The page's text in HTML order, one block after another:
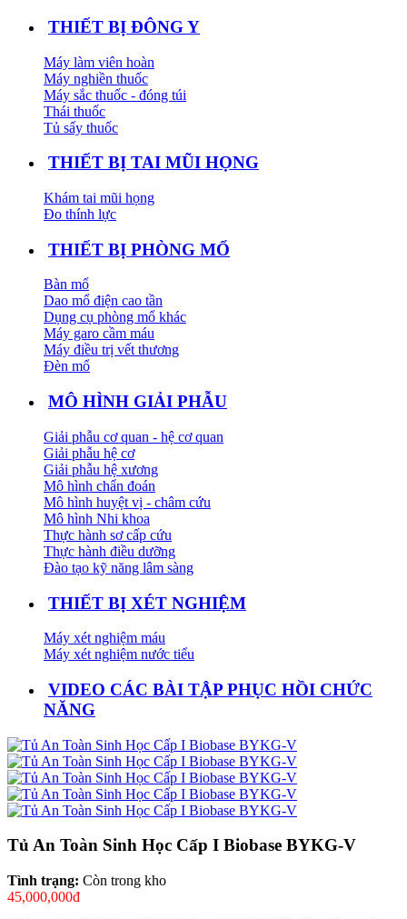
THIẾT BỊ ĐÔNG Y
Máy làm viên hoàn
Máy nghiền thuốc
Máy sắc thuốc - đóng túi
Thái thuốc
Tủ sấy thuốc
THIẾT BỊ TAI MŨI HỌNG
Khám tai mũi họng
Đo thính lực
THIẾT BỊ PHÒNG MỔ
Bàn mổ
Dao mổ điện cao tần
Dụng cụ phòng mổ khác
Máy garo cầm máu
Máy điều trị vết thương
Đèn mổ
MÔ HÌNH GIẢI PHẪU
Giải phẫu cơ quan - hệ cơ quan
Giải phẫu hệ cơ
Giải phẫu hệ xương
Mô hình chẩn đoán
Mô hình huyệt vị - châm cứu
Mô hình Nhi khoa
Thực hành sơ cấp cứu
Thực hành điều dưỡng
Đào tạo kỹ năng lâm sàng
THIẾT BỊ XÉT NGHIỆM
Máy xét nghiệm máu
Máy xét nghiệm nước tiểu
VIDEO CÁC BÀI TẬP PHỤC HỒI CHỨC
NĂNG
Tủ An Toàn Sinh Học Cấp I Biobase BYKG-V
Tình trạng: Còn trong kho
45,000,000đ